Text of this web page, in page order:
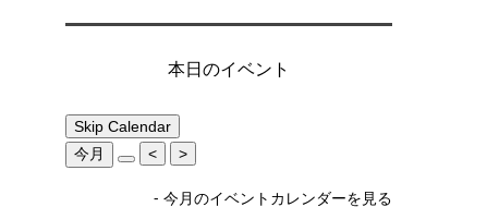
本日のイベント
Skip Calendar
今月
< >
- 今月のイベントカレンダーを見る